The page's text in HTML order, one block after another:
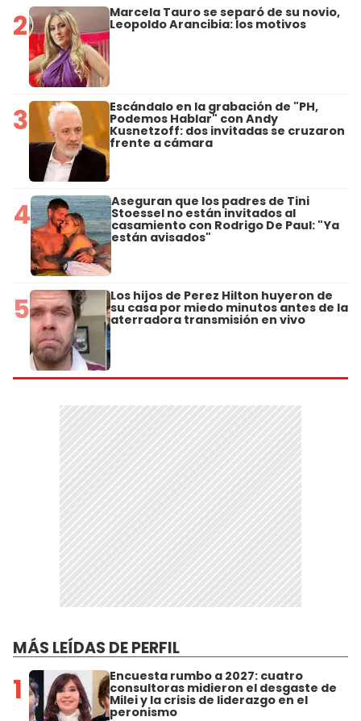
2 Marcela Tauro se separó de su novio,
Leopoldo Arancibia: los motivos
3 Escándalo en la grabación de "PH,
Podemos Hablar" con Andy
Kusnetzoff: dos invitadas se cruzaron
frente a cámara
4 Aseguran que los padres de Tini
Stoessel no están invitados al
casamiento con Rodrigo De Paul: "Ya
están avisados"
5 Los hijos de Perez Hilton huyeron de
su casa por miedo minutos antes de la
aterradora transmisión en vivo
MÁS LEÍDAS DE PERFIL
1 Encuesta rumbo a 2027: cuatro
consultoras midieron el desgaste de
Milei y la crisis de liderazgo en el
peronismo